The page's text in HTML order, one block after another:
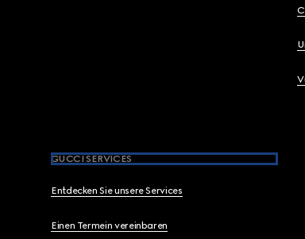
GUCCI SERVICES
Entdecken Sie unsere Services
Einen Termein vereinbaren